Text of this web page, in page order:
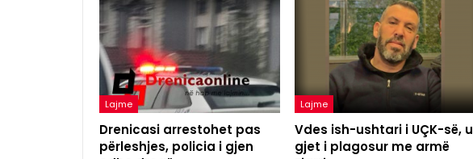
Lajme
Drenicasi arrestohet pas
përleshjes, policia i gjen
Lajme
Vdes ish-ushtari i UÇK-së, u
gjet i plagosur me armë